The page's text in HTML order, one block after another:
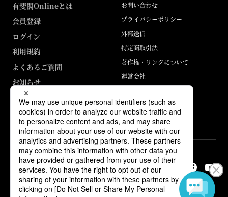
有斐閣Onlineとは
会員登録
ログイン
利用規約
よくあるご質問
お知らせ
お問い合わせ
プライバシーポリシー
外部送信
特定商取引法
著作権・リンクについて
運営会社